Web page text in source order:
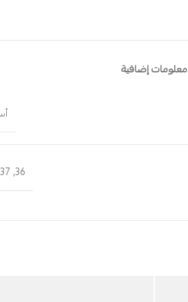
معلومات إضافية
36
,
37